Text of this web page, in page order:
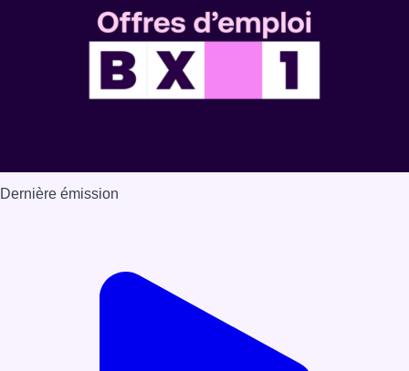
Dernière émission